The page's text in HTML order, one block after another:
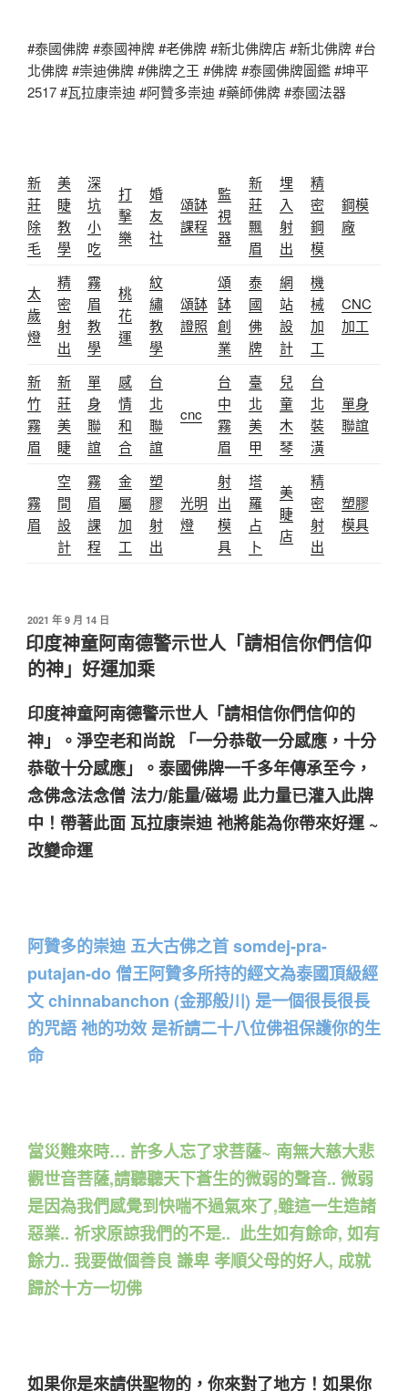
#泰國佛牌 #泰國神牌 #老佛牌 #新北佛牌店 #新北佛牌 #台
北佛牌 #崇迪佛牌 #佛牌之王 #佛牌 #泰國佛牌圖鑑 #坤平
2517 #瓦拉康崇迪 #阿贊多崇迪 #藥師佛牌 #泰國法器
新
莊
除
毛
美
睫
教
學
深
坑
小
吃
打
擊
樂
婚
友
社
頌缽
課程
監
視
器
新
莊
飄
眉
埋
入
射
出
精
密
鋼
模
鋼模
廠
太
歲
燈
精
密
射
出
霧
眉
教
學
桃
花
運
紋
繡
教
學
頌缽
證照
頌
缽
創
業
泰
國
佛
牌
網
站
設
計
機
械
加
工
CNC
加工
新
竹
霧
眉
新
莊
美
睫
單
身
聯
誼
感
情
和
合
台
北
聯
誼
cnc
台
中
霧
眉
臺
北
美
甲
兒
童
木
琴
台
北
裝
潢
單身
聯誼
霧
眉
空
間
設
計
霧
眉
課
程
金
屬
加
工
塑
膠
射
出
光明
燈
射
出
模
具
塔
羅
占
卜
美
睫
店
精
密
射
出
塑膠
模具
發
佈
於
2021 年 9 月 14 日
印度神童阿南德警示世人「請相信你們信仰
的神」好運加乘
印度神童阿南德警示世人「請相信你們信仰的
神」。淨空老和尚說 「一分恭敬一分感應，十分
恭敬十分感應」。泰國佛牌一千多年傳承至今，
念佛念法念僧 法力/能量/磁場 此力量已灌入此牌
中！帶著此面 瓦拉康崇迪 祂將能為你帶來好運 ~
改變命運
阿贊多的崇迪 五大古佛之首 somdej-pra-
putajan-do 僧王阿贊多所持的經文為泰國頂級經
文 chinnabanchon (金那般川) 是一個很長很長
的咒語 祂的功效 是祈請二十八位佛祖保護你的生
命
當災難來時… 許多人忘了求菩薩~ 南無大慈大悲
觀世音菩薩,請聽聽天下蒼生的微弱的聲音.. 微弱
是因為我們感覺到快喘不過氣來了,雖這一生造諸
惡業.. 祈求原諒我們的不是.. 此生如有餘命, 如有
餘力.. 我要做個善良 謙卑 孝順父母的好人, 成就
歸於十方一切佛
如果你是來請供聖物的，你來對了地方！如果你